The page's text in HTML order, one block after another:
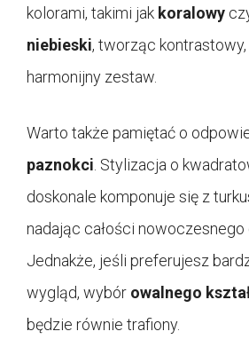
kolorami, takimi jak koralowy
niebieski, tworząc
harmonijny zestaw.
Warto także pamiętać o
paznokci . Stylizacja o
doskonale komponuje się z
nadając całości nowoczesnego
Jednakże, jeśli preferujesz
wygląd, wybór owalnego
będzie równie trafiony.